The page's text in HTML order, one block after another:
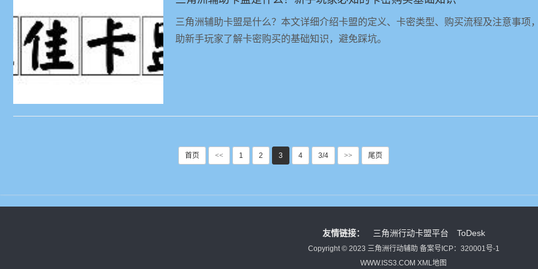
三角洲辅助卡盟是什么？本文详细介绍卡盟的定义、卡密类型、购买流程及注意事项
助新手玩家了解卡密购买的基础知识，避免踩坑。
首页 << 1 2 3 4 3/4 >> 尾页
友情链接： 三角洲行动卡盟平台 ToDesk
Copyright © 2023 三角洲行动辅助 备案号ICP：320001号-1
WWW.ISS3.COM XML地图